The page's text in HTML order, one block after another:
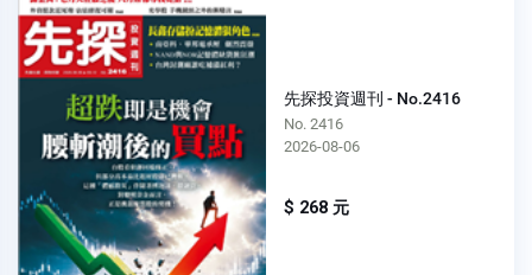
先探投資週刊 - No.2416
No. 2416
2026-08-06
$ 268 元